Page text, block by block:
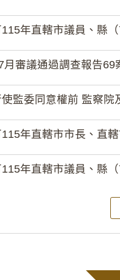
年直轄市議員、縣（
月審議通過調查報告
監委同意權前 監察院
年直轄市市長、直轄
年直轄市議員、縣（